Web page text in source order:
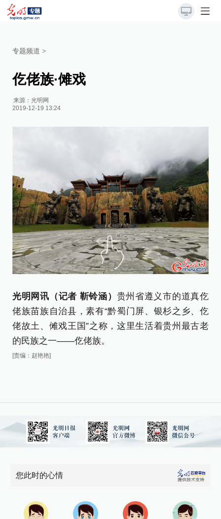
专题频道 >
仡佬族·傩戏
来源：光明网
2019-12-19 13:24
光明网讯（记者 靳铃涵） 贵州省遵义市的道真仡
佬族苗族自治县，素有“黔蜀门屏、银杉之乡、仡
佬故土、傩戏王国”之称，这里生活着贵州最古老
的民族之一——仡佬族。
[责编：赵艳艳]
您此时的心情